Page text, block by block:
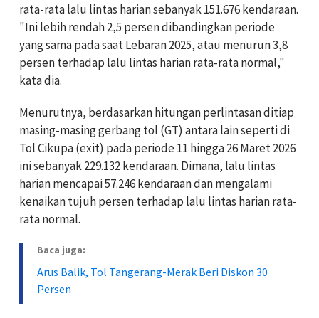
rata-rata lalu lintas harian sebanyak 151.676 kendaraan.
"Ini lebih rendah 2,5 persen dibandingkan periode
yang sama pada saat Lebaran 2025, atau menurun 3,8
persen terhadap lalu lintas harian rata-rata normal,"
kata dia.
Menurutnya, berdasarkan hitungan perlintasan ditiap
masing-masing gerbang tol (GT) antara lain seperti di
Tol Cikupa (exit) pada periode 11 hingga 26 Maret 2026
ini sebanyak 229.132 kendaraan. Dimana, lalu lintas
harian mencapai 57.246 kendaraan dan mengalami
kenaikan tujuh persen terhadap lalu lintas harian rata-
rata normal.
Baca juga:
Arus Balik, Tol Tangerang-Merak Beri Diskon 30
Persen